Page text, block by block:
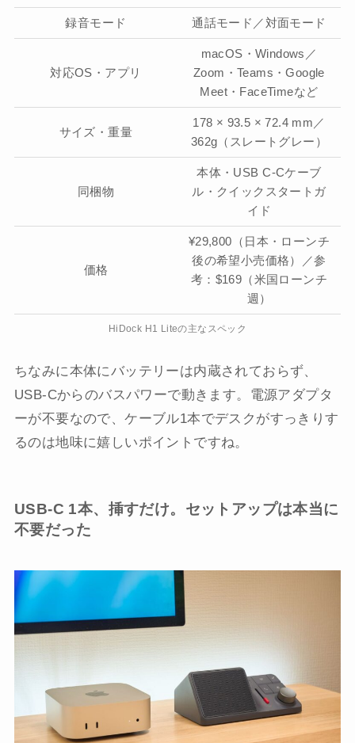
録音モード 通話モード／対面モード
対応OS・アプリ
macOS・Windows／
Zoom・Teams・Google
Meet・FaceTimeなど
サイズ・重量
178 × 93.5 × 72.4 mm／
362g（スレートグレー）
同梱物
本体・USB C-Cケーブ
ル・クイックスタートガ
イド
価格
¥29,800（日本・ローンチ
後の希望小売価格）／参
考：$169（米国ローンチ
週）
HiDock H1 Liteの主なスペック
ちなみに本体にバッテリーは内蔵されておらず、
USB-Cからのバスパワーで動きます。電源アダプタ
ーが不要なので、ケーブル1本でデスクがすっきりす
るのは地味に嬉しいポイントですね。
USB-C 1本、挿すだけ。セットアップは本当に
不要だった